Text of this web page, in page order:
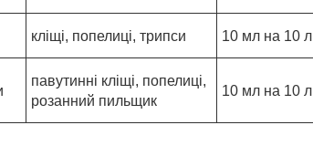
кліщі, попелиці, трипси 10 мл на 10 л
павутинні кліщі, попелиці,
розанний пильщик
10 мл на 10 л